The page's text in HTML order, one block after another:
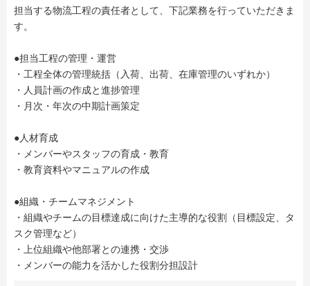
担当する物流工程の責任者として、下記業務を行っていただきま
す。
●担当工程の管理・運営
・工程全体の管理統括（入荷、出荷、在庫管理のいずれか）
・人員計画の作成と進捗管理
・月次・年次の中期計画策定
●人材育成
・メンバーやスタッフの育成・教育
・教育資料やマニュアルの作成
●組織・チームマネジメント
・組織やチームの目標達成に向けた主導的な役割（目標設定、タ
スク管理など）
・上位組織や他部署との連携・交渉
・メンバーの能力を活かした役割分担設計